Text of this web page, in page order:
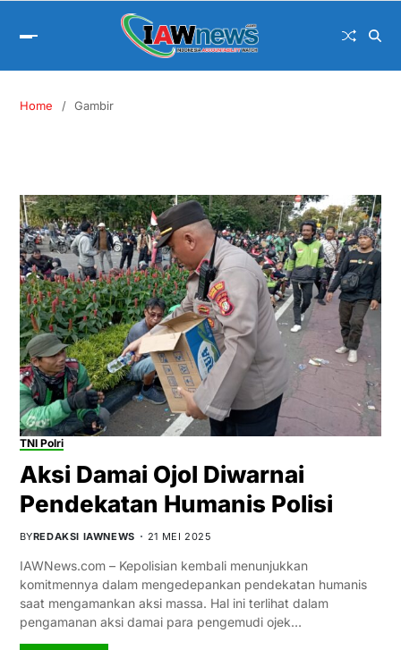
Home Gambir
TNI Polri
Aksi Damai Ojol Diwarnai
Pendekatan Humanis Polisi
BYREDAKSI IAWNEWS 21 MEI 2025
IAWNews.com – Kepolisian kembali menunjukkan
komitmennya dalam mengedepankan pendekatan humanis
saat mengamankan aksi massa. Hal ini terlihat dalam
pengamanan aksi damai para pengemudi ojek…